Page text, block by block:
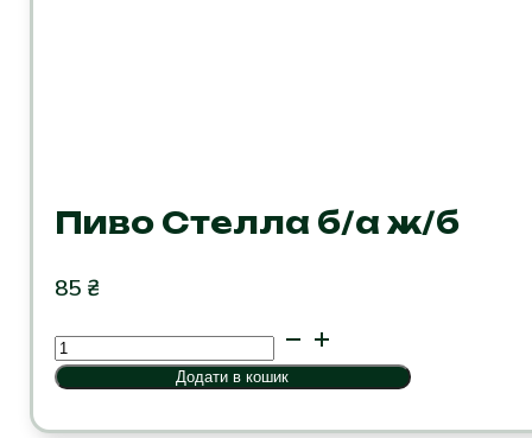
Пиво Cтелла б/а ж/б
85 ₴
Пиво
Cтелла
б/
а
Додати в кошик